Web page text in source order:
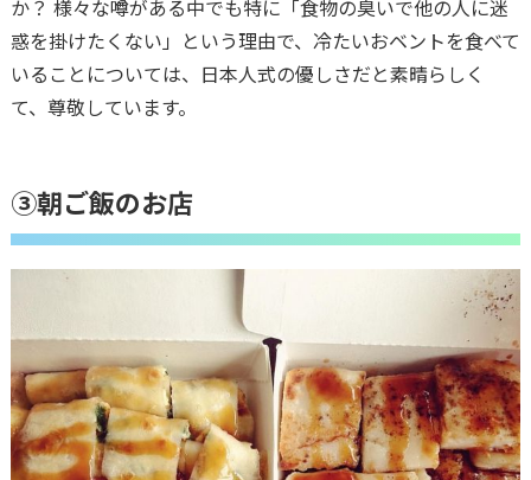
か？ 様々な噂がある中でも特に「食物の臭いで他の人に迷
惑を掛けたくない」という理由で、冷たいおベントを食べて
いることについては、日本人式の優しさだと素晴らしく
て、尊敬しています。
③朝ご飯のお店